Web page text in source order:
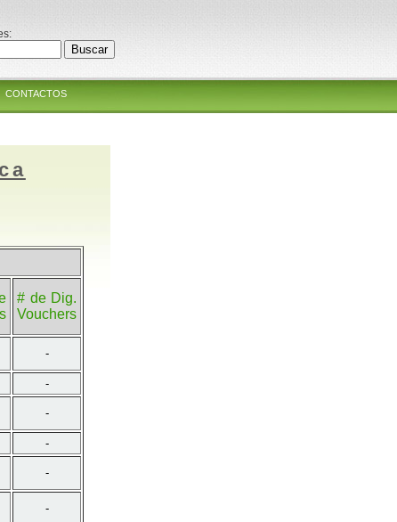
CONTACTOS
# de Dig.
Vouchers
-
-
-
-
-
-